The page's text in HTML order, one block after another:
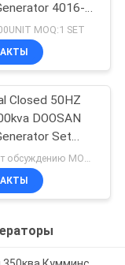
4016-
MOQ:1 SET
Closed 50HZ
DOOSAN
Set